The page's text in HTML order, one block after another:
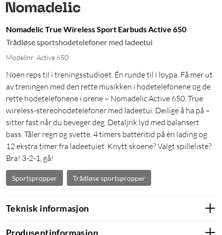
Nomadelic True Wireless Sport Earbuds Active 650
Trådløse sportshodetelefoner med ladeetui
Modellnr: Active 650
Noen reps til i treningsstudioet. Én runde til i løypa. Få mer ut
av treningen med den rette musikken i hodetelefonene og de
rette hodetelefonene i ørene – Nomadelic Active 650. True
wireless-stereohodetelefoner med ladeetui. Deilige å ha på –
sitter fast når du beveger deg. Detaljrik lyd med balansert
bass. Tåler regn og svette. 4 timers batteritid på én lading og
12 ekstra timer fra ladeetuiet. Knytt skoene? Valgt spilleliste?
Bra! 3-2-1, gå!
Sportspropper Trådløse sportspropper
Teknisk informasjon
Produsentinformasjon